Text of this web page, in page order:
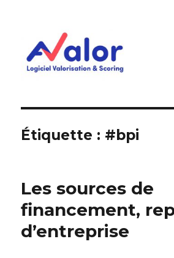
et fonds de
Étiquette : #bpi
Les sources de
financement,
d’entreprise